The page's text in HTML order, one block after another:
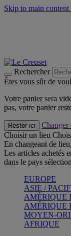
Skip to main content
Rechercher
Êtes vous sûr de
Votre panier sera
pas, votre panier
Rester ici
Changer
Choisir un lieu
En changeant de
Les articles achetés
dans le pays
EUROPE
ASIE /
AMÉRIQUE
AMÉRIQUE
MOYEN-
AFRIQUE